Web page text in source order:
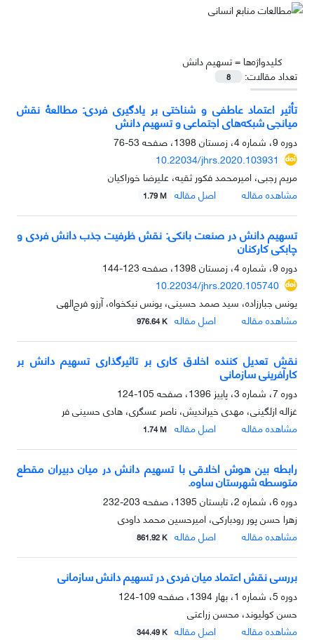
کلیدواژه‌ها =تسهیم دانش
تعداد مقالات:
8
تأثیر اعتماد عاطفی و شناختی بر یادگیری فردی: مطالعۀ نقش
میانجی شبکه‌های اجتماعی و تسهیم دانش
دوره 9، شماره 4، زمستان 1398، صفحه
53-76
10.22034/jhrs.2020.103931
مریم رجبی، امیرمحمد فکور ثقیه، علیرضا خوراکیان
مشاهده مقاله
اصل مقاله 1.79 M
تسهیم دانش در صنعت بانکی: نقش ظرفیت جذب دانش فردی و
چابکی کارکنان
دوره 9، شماره 4، زمستان 1398، صفحه
123-144
10.22034/jhrs.2020.105740
یونس جبارزاده، سید صمد حسینی، یونس نیکخواه، آرزو فرج‌الهی
مشاهده مقاله
اصل مقاله 976.64 K
نقش تعدیل کننده اخلاق کاری بر تاثیرگذاری تسهیم دانش بر
کارآفرینی سازمانی
دوره 7، شماره 3، پاییز 1396، صفحه
105-124
غزاله ازلگینی، مهدی خیراندیش، ناصر عسگری، هادی حسینی فر
مشاهده مقاله
اصل مقاله 1.74 M
رابطه بین هوش اخلاقی با تسهیم دانش در میان دبیران مقطع
متوسطه شهرستان ساوه.
دوره 6، شماره 2، تابستان 1395، صفحه
203-232
زهرا حسن پور رودبارکی، امیرحسین محمد داودی
مشاهده مقاله
اصل مقاله 861.92 K
بررسی نقش اعتماد میان فردی در تسهیم دانش سازمانی
دوره 5، شماره 1، بهار 1394، صفحه
109-124
حسن کولیوند، محسن زراعتی
مشاهده مقاله
اصل مقاله 344.49 K